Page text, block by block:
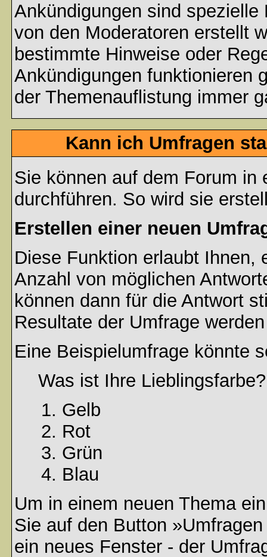
Ankündigungen sind
von den Moderatoren erstellt
bestimmte Hinweise oder
Ankündigungen funktionieren
der Themenauflistung immer
Kann ich Umfragen
Sie können auf dem Forum in
durchführen. So wird sie
Erstellen einer neuen
Diese Funktion erlaubt Ihnen,
Anzahl von möglichen
können dann für die Antwort
Resultate der Umfrage
Eine Beispielumfrage könnte
Was ist Ihre Lieblingsfarbe?
Gelb
Rot
Grün
Blau
Um in einem neuen Thema
Sie auf den Button
ein neues Fenster - der